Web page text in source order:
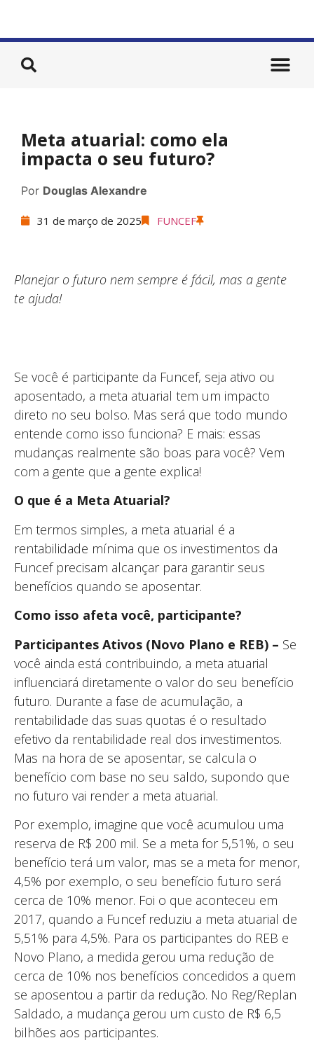
Meta atuarial: como ela
impacta o seu futuro?
Por Douglas Alexandre
31 de março de 2025 FUNCEF
Planejar o futuro nem sempre é fácil, mas a gente
te ajuda!
Se você é participante da Funcef, seja ativo ou
aposentado, a meta atuarial tem um impacto
direto no seu bolso. Mas será que todo mundo
entende como isso funciona? E mais: essas
mudanças realmente são boas para você? Vem
com a gente que a gente explica!
O que é a Meta Atuarial?
Em termos simples, a meta atuarial é a
rentabilidade mínima que os investimentos da
Funcef precisam alcançar para garantir seus
benefícios quando se aposentar.
Como isso afeta você, participante?
Participantes Ativos (Novo Plano e REB) – Se
você ainda está contribuindo, a meta atuarial
influenciará diretamente o valor do seu benefício
futuro. Durante a fase de acumulação, a
rentabilidade das suas quotas é o resultado
efetivo da rentabilidade real dos investimentos.
Mas na hora de se aposentar, se calcula o
benefício com base no seu saldo, supondo que
no futuro vai render a meta atuarial.
Por exemplo, imagine que você acumulou uma
reserva de R$ 200 mil. Se a meta for 5,51%, o seu
benefício terá um valor, mas se a meta for menor,
4,5% por exemplo, o seu benefício futuro será
cerca de 10% menor. Foi o que aconteceu em
2017, quando a Funcef reduziu a meta atuarial de
5,51% para 4,5%. Para os participantes do REB e
Novo Plano, a medida gerou uma redução de
cerca de 10% nos benefícios concedidos a quem
se aposentou a partir da redução. No Reg/Replan
Saldado, a mudança gerou um custo de R$ 6,5
bilhões aos participantes.